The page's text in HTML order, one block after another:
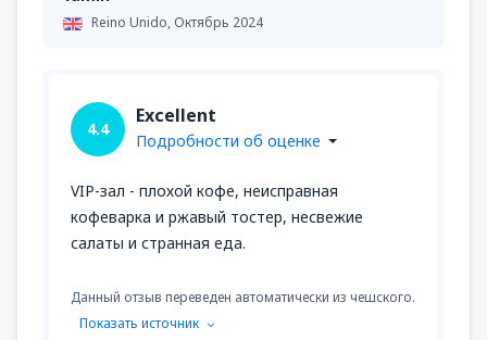
Reino Unido, Октябрь 2024
4.4
Excellent
Подробности об оценке
VIP-зал - плохой кофе, неисправная
кофеварка и ржавый тостер, несвежие
салаты и странная еда.
Данный отзыв переведен автоматически из чешского.
Показать источник